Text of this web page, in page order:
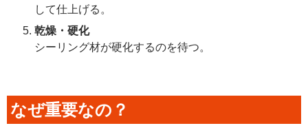
して仕上げる。
乾燥・硬化
シーリング材が硬化するのを待つ。
なぜ重要なの？